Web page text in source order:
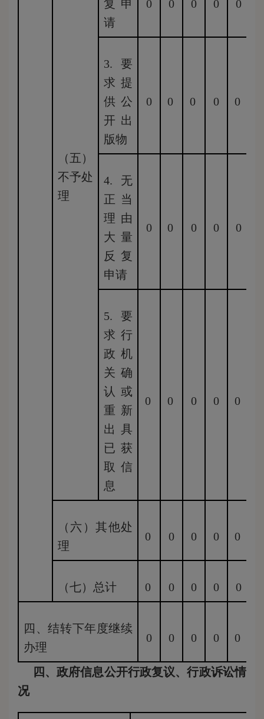
（五）
不予处
理
复申
请
0 0 0 0 0
3.要
求提
供公
开出
版物
0 0 0 0 0
4.无
正当
理由
大量
反复
申请
0 0 0 0 0
5.要
求行
政机
关确
认或
重新
出具
已获
取信
息
0 0 0 0 0
（六）其他处
理
0 0 0 0 0
（七）总计 0 0 0 0 0
四、结转下年度继续
办理
0 0 0 0 0
四、政府信息公开行政复议、行政诉讼情
况